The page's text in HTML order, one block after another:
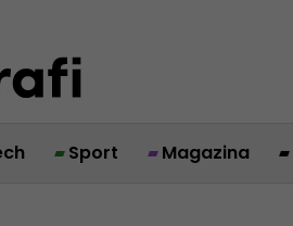
Sport Magazina